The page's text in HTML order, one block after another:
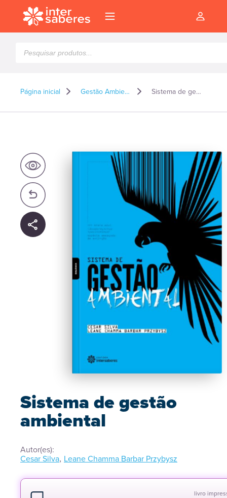
produtos
Página inicial Gestão Ambiental e Sustentabilidade* Sistema de gestão ambiental
Sistema de gestão
ambiental
Autor(es):
Cesar Silva, Leane Chamma Barbar Przybysz
livro